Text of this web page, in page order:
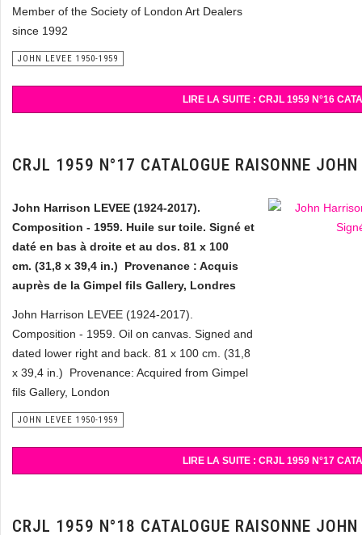
Member of the Society of London Art Dealers
since 1992
JOHN LEVEE 1950-1959
LIRE LA SUITE : CRJL 1959 N°16
CRJL 1959 N°17 CATALOGUE RAISONNE JOHN
John Harrison LEVEE (1924-2017).
Composition - 1959. Huile sur toile. Signé et
daté en bas à droite et au dos. 81 x 100
cm. (31,8 x 39,4 in.)
Provenance : Acquis
auprès de la Gimpel fils Gallery, Londres
John Harrison LEVEE (1924-2017).
Composition - 1959. Oil on canvas. Signed and
dated lower right and back. 81 x 100 cm.
(31,8
x 39,4 in.) Provenance: Acquired from Gimpel
fils Gallery, London
JOHN LEVEE 1950-1959
LIRE LA SUITE : CRJL 1959 N°17
CRJL 1959 N°18 CATALOGUE RAISONNE JOHN